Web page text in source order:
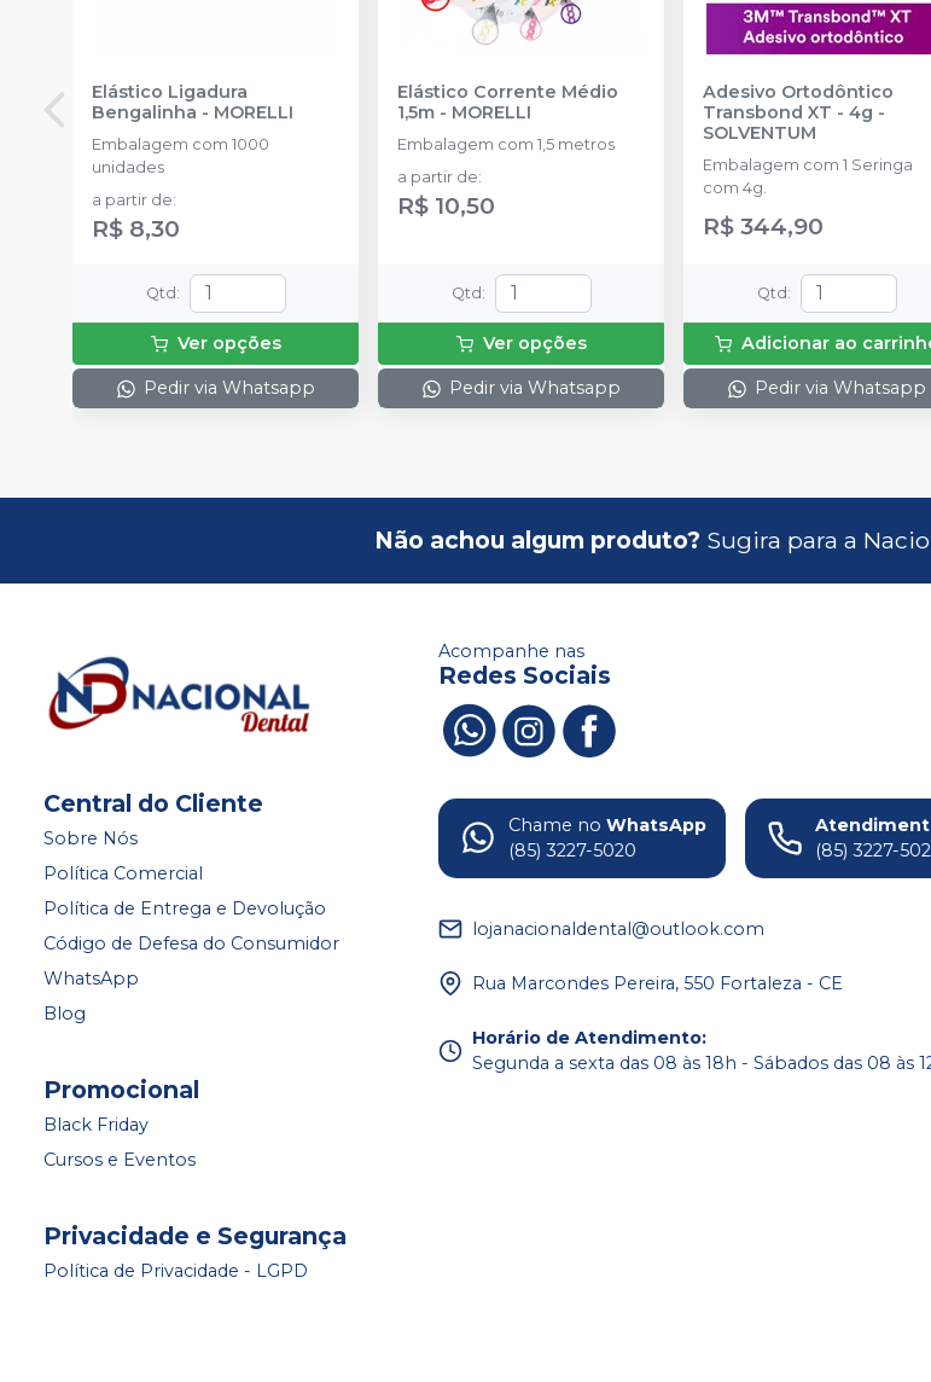
Elástico Ligadura
Bengalinha - MORELLI
Embalagem com 1000
unidades
a partir de:
R$ 8,30
Qtd :
Ver opções
Pedir via Whatsapp
Elástico Corrente Médio
1,5m - MORELLI
Embalagem com 1,5 metros
a partir de:
R$ 10,50
Qtd :
Ver opções
Pedir via Whatsapp
Adesivo Ortodôntico
Transbond XT - 4g -
SOLVENTUM
Embalagem com 1 Seringa
com 4g.
R$ 344,90
Qtd :
Adicionar ao
Pedir via Whatsapp
Não achou algum produto? Sugira para a
Central do Cliente
Sobre Nós
Política Comercial
Política de Entrega e Devolução
Código de Defesa do Consumidor
WhatsApp
Blog
Promocional
Black Friday
Cursos e Eventos
Privacidade e Segurança
Política de Privacidade - LGPD
Acompanhe nas
Redes Sociais
Chame no WhatsApp
(85) 3227-5020
(85) 3227-
lojanacionaldental@outlook.com
Rua Marcondes Pereira, 550 Fortaleza - CE
Horário de Atendimento:
Segunda a sexta das 08 às 18h - Sábados das 08 às